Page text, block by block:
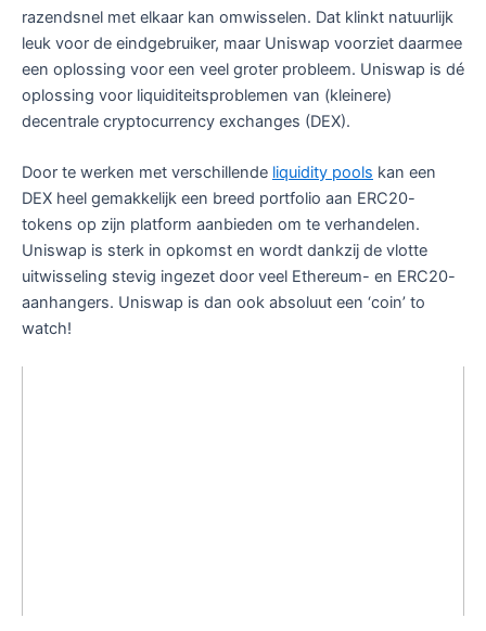
razendsnel met elkaar kan omwisselen. Dat klinkt natuurlijk
leuk voor de eindgebruiker, maar Uniswap voorziet daarmee
een oplossing voor een veel groter probleem. Uniswap is dé
oplossing voor liquiditeitsproblemen van (kleinere)
decentrale cryptocurrency exchanges (DEX).
Door te werken met verschillende liquidity pools kan een
DEX heel gemakkelijk een breed portfolio aan ERC20-
tokens op zijn platform aanbieden om te verhandelen.
Uniswap is sterk in opkomst en wordt dankzij de vlotte
uitwisseling stevig ingezet door veel Ethereum- en ERC20-
aanhangers. Uniswap is dan ook absoluut een ‘coin’ to
watch!